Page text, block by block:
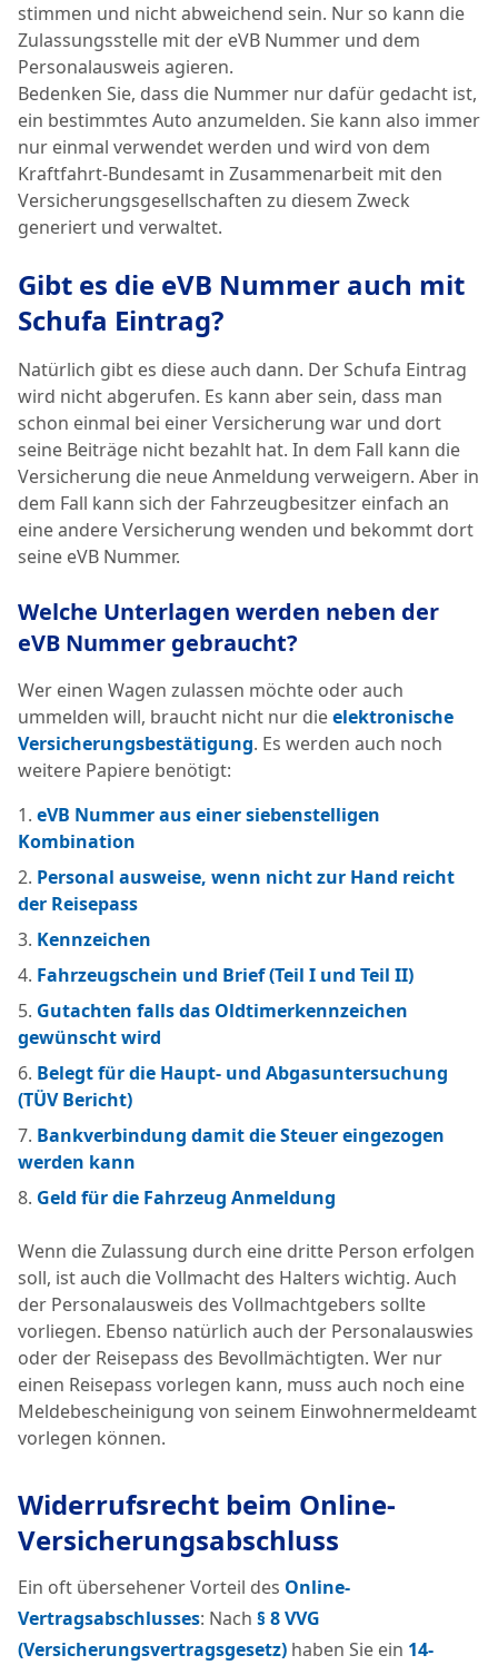
stimmen und nicht abweichend sein. Nur so kann die
Zulassungsstelle mit der eVB Nummer und dem
Personalausweis agieren.
Bedenken Sie, dass die Nummer nur dafür gedacht ist,
ein bestimmtes Auto anzumelden. Sie kann also immer
nur einmal verwendet werden und wird von dem
Kraftfahrt-Bundesamt in Zusammenarbeit mit den
Versicherungsgesellschaften zu diesem Zweck
generiert und verwaltet.
Gibt es die eVB Nummer auch mit
Schufa Eintrag?
Natürlich gibt es diese auch dann. Der Schufa Eintrag
wird nicht abgerufen. Es kann aber sein, dass man
schon einmal bei einer Versicherung war und dort
seine Beiträge nicht bezahlt hat. In dem Fall kann die
Versicherung die neue Anmeldung verweigern. Aber in
dem Fall kann sich der Fahrzeugbesitzer einfach an
eine andere Versicherung wenden und bekommt dort
seine eVB Nummer.
Welche Unterlagen werden neben der
eVB Nummer gebraucht?
Wer einen Wagen zulassen möchte oder auch
ummelden will, braucht nicht nur dieelektronische
Versicherungsbestätigung. Es werden auch noch
weitere Papiere benötigt:
eVB Nummer aus einer siebenstelligen
Kombination
Personal ausweise, wenn nicht zur Hand reicht
der Reisepass
Kennzeichen
Fahrzeugschein und Brief (Teil I und Teil II)
Gutachten falls das Oldtimerkennzeichen
gewünscht wird
Belegt für die Haupt- und Abgasuntersuchung
(TÜV Bericht)
Bankverbindung damit die Steuer eingezogen
werden kann
Geld für die Fahrzeug Anmeldung
Wenn die Zulassung durch eine dritte Person erfolgen
soll, ist auch die Vollmacht des Halters wichtig. Auch
der Personalausweis des Vollmachtgebers sollte
vorliegen. Ebenso natürlich auch der Personalauswies
oder der Reisepass des Bevollmächtigten. Wer nur
einen Reisepass vorlegen kann, muss auch noch eine
Meldebescheinigung von seinem Einwohnermeldeamt
vorlegen können.
Widerrufsrecht beim Online-
Versicherungsabschluss
Ein oft übersehener Vorteil des Online-
Vertragsabschlusses: Nach § 8 VVG
(Versicherungsvertragsgesetz) haben Sie ein 14-